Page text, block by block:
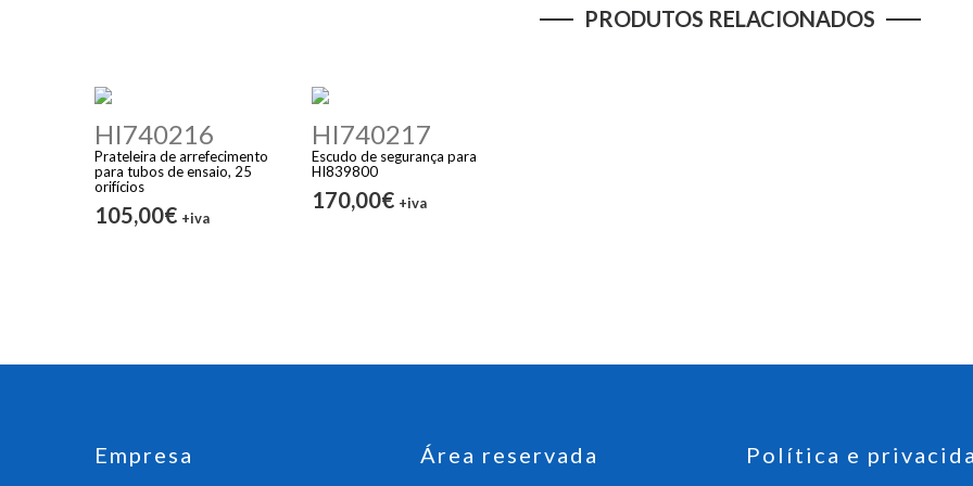
PRODUTOS RELACIONADOS
HI740216
Prateleira de arrefecimento
para tubos de ensaio, 25
orifícios
105,00€ +iva
HI740217
Escudo de segurança para
HI839800
170,00€ +iva
Empresa Área reservada Política e